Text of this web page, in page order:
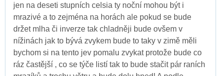
jen na deseti stupních celsia ty noční mohou být i
mrazivé a to zejména na horách ale pokud se bude
držet mlha či inverze tak chladněji bude ovšem v
nížinách jak to bývá zvykem bude to taky v zimě měli
bychom si na tento jev pomalu zvykat protože bude co
ráz častější , co se týče listí tak to bude stačit pár raních